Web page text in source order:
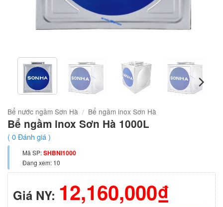
Bể nước ngầm Sơn Hà / Bể ngầm inox Sơn Hà
Bể ngầm inox Sơn Hà 1000L
( 0Đánh giá )
Mã SP:SHBNI1000
Đang xem: 10
Giá NY: 12,160,000₫